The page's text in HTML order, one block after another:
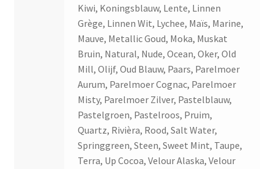
Kiwi, Koningsblauw, Lente, Linnen
Grège, Linnen Wit, Lychee, Maïs, Marine,
Mauve, Metallic Goud, Moka, Muskat
Bruin, Natural, Nude, Ocean, Oker, Old
Mill, Olijf, Oud Blauw, Paars, Parelmoer
Aurum, Parelmoer Cognac, Parelmoer
Misty, Parelmoer Zilver, Pastelblauw,
Pastelgroen, Pastelroos, Pruim,
Quartz, Rivièra, Rood, Salt Water,
Springgreen, Steen, Sweet Mint, Taupe,
Terra, Up Cocoa, Velour Alaska, Velour